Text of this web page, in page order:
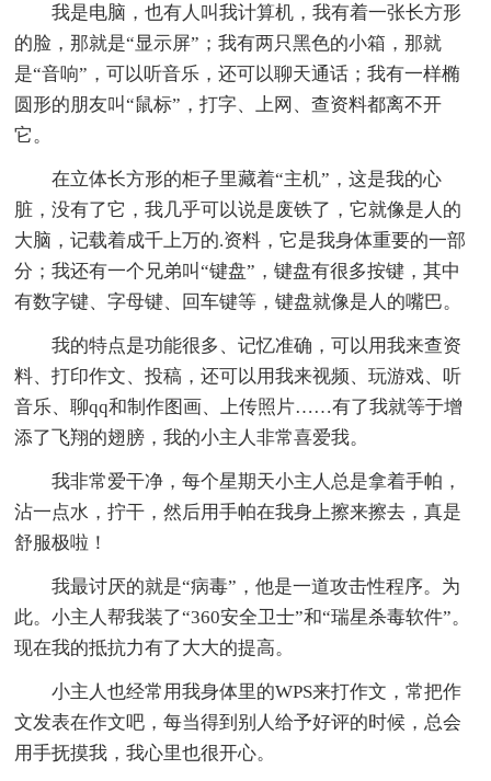
我是电脑，也有人叫我计算机，我有着一张长方形
的脸，那就是“显示屏”；我有两只黑色的小箱，那就
是“音响”，可以听音乐，还可以聊天通话；我有一样椭
圆形的朋友叫“鼠标”，打字、上网、查资料都离不开
它。
在立体长方形的柜子里藏着“主机”，这是我的心
脏，没有了它，我几乎可以说是废铁了，它就像是人的
大脑，记载着成千上万的.资料，它是我身体重要的一部
分；我还有一个兄弟叫“键盘”，键盘有很多按键，其中
有数字键、字母键、回车键等，键盘就像是人的嘴巴。
我的特点是功能很多、记忆准确，可以用我来查资
料、打印作文、投稿，还可以用我来视频、玩游戏、听
音乐、聊qq和制作图画、上传照片……有了我就等于增
添了飞翔的翅膀，我的小主人非常喜爱我。
我非常爱干净，每个星期天小主人总是拿着手帕，
沾一点水，拧干，然后用手帕在我身上擦来擦去，真是
舒服极啦！
我最讨厌的就是“病毒”，他是一道攻击性程序。为
此。小主人帮我装了“360安全卫士”和“瑞星杀毒软件”。
现在我的抵抗力有了大大的提高。
小主人也经常用我身体里的WPS来打作文，常把作
文发表在作文吧，每当得到别人给予好评的时候，总会
用手抚摸我，我心里也很开心。